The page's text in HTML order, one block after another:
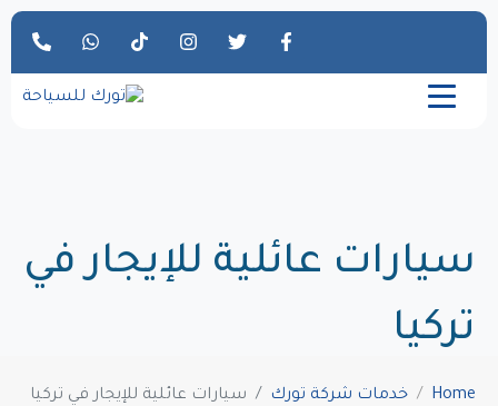
سيارات عائلية للإيجار في
تركيا
Home خدمات شركة تورك سيارات عائلية للإيجار في تركيا